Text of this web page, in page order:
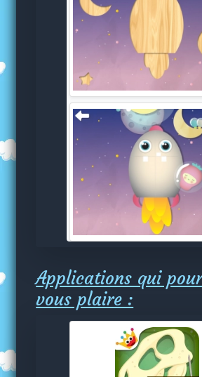
Applications qui
vous plaire :